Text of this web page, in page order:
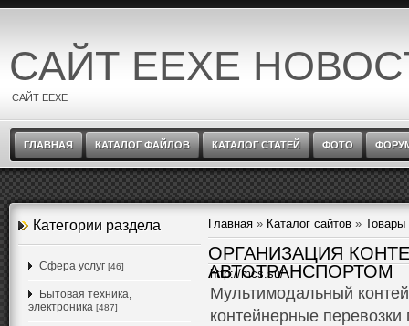
САЙТ EEXE
САЙТ EEXE
ГЛАВНАЯ КАТАЛОГ ФАЙЛОВ КАТАЛОГ СТАТЕЙ ФОТО
Категории раздела
Cфера услуг [46]
Бытовая техника,
электроника [487]
Главная » Каталог сайтов » Товары
ОРГАНИЗАЦИЯ
АВТОТРАНСПОРТОМ
http://mcs.su/
Мультимодальный
контейнерные